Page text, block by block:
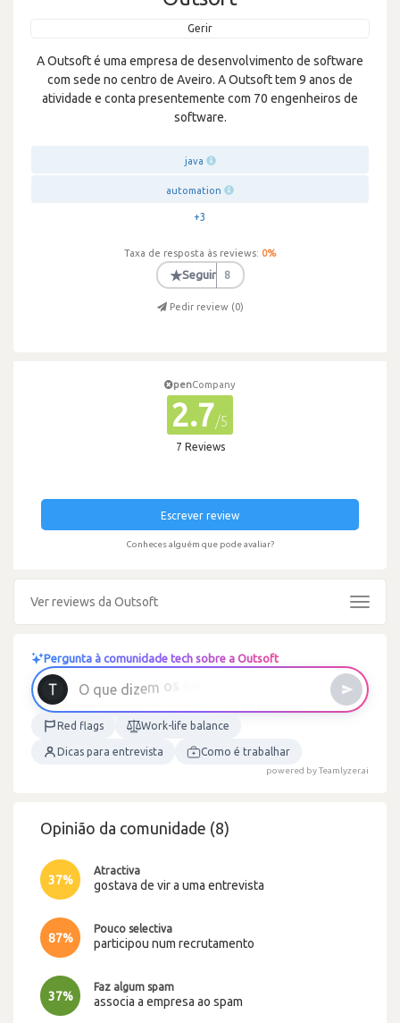
Gerir
A Outsoft é uma empresa de desenvolvimento de software
com sede no centro de Aveiro. A Outsoft tem 9 anos de
atividade e conta presentemente com 70 engenheiros de
software.
java
automation
+3
Taxa de resposta às reviews: 0%
★Seguir 8
Pedir review (0)
penCompany
2.7/5
7 Reviews
Escrever review
Conheces alguém que pode avaliar?
Ver reviews da Outsoft
Toggle
Pergunta à comunidade tech sobre a Outsoft
Como sã
Red flags Work-life balance
Dicas para entrevista Como é trabalhar
powered by Teamlyzer.ai
Opinião da comunidade (8)
37%
Atractiva
gostava de vir a uma entrevista
87%
Pouco selectiva
participou num recrutamento
37%
Faz algum spam
associa a empresa ao spam